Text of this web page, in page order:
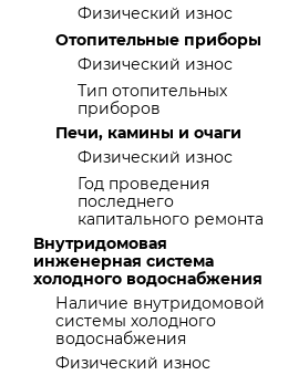
Физический износ
Отопительные приборы
Физический износ
Тип отопительных
приборов
Печи, камины и очаги
Физический износ
Год проведения
последнего
капитального ремонта
Внутридомовая
инженерная система
холодного водоснабжения
Наличие внутридомовой
системы холодного
водоснабжения
Физический износ